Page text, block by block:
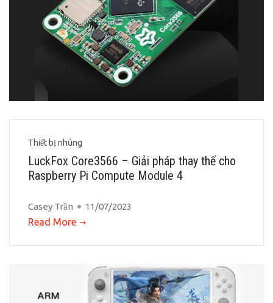
Thiết bị nhúng
LuckFox Core3566 – Giải pháp thay thế cho
Raspberry Pi Compute Module 4
Casey Trần 11/07/2023
Read More